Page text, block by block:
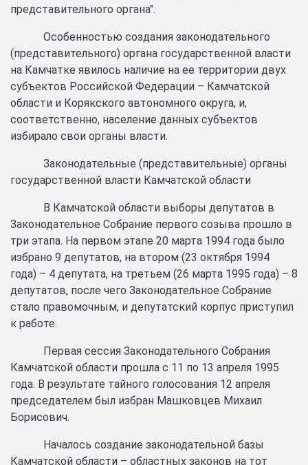
представительного органа".
Особенностью создания законодательного
(представительного) органа государственной власти
на Камчатке явилось наличие на ее территории двух
субъектов Российской Федерации – Камчатской
области и Корякского автономного округа, и,
соответственно, население данных субъектов
избирало свои органы власти.
Законодательные (представительные) органы
государственной власти Камчатской области
В Камчатской области выборы депутатов в
Законодательное Собрание первого созыва прошло в
три этапа. На первом этапе 20 марта 1994 года было
избрано 9 депутатов, на втором (23 октября 1994
года) – 4 депутата, на третьем (26 марта 1995 года) – 8
депутатов, после чего Законодательное Собрание
стало правомочным, и депутатский корпус приступил
к работе.
Первая сессия Законодательного Собрания
Камчатской области прошла с 11 по 13 апреля 1995
года. В результате тайного голосования 12 апреля
председателем был избран Машковцев Михаил
Борисович.
Началось создание законодательной базы
Камчатской области – областных законов на тот